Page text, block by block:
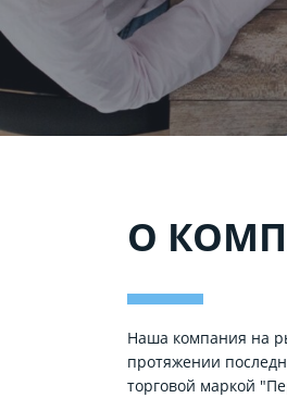
О
Наша компания на
протяжении
торговой маркой